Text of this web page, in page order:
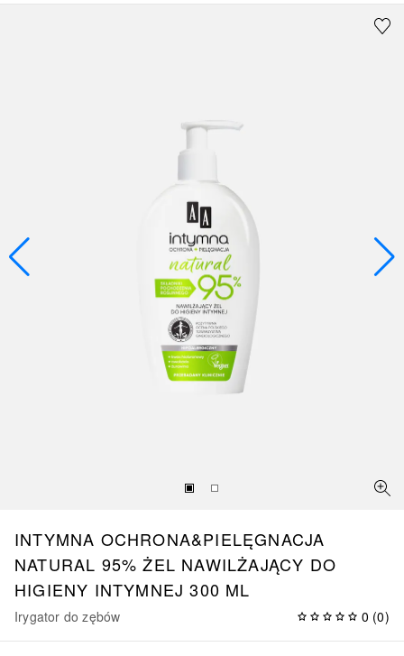
INTYMNA OCHRONA&PIELĘGNACJA
NATURAL 95% ŻEL NAWILŻAJĄCY DO
HIGIENY INTYMNEJ 300 ML
Irygator do zębów 0 (0)